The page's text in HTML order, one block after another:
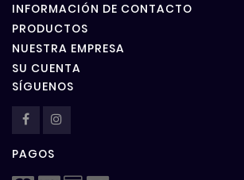
INFORMACIÓN DE CONTACTO
PRODUCTOS
NUESTRA EMPRESA
SU CUENTA
SÍGUENOS
PAGOS